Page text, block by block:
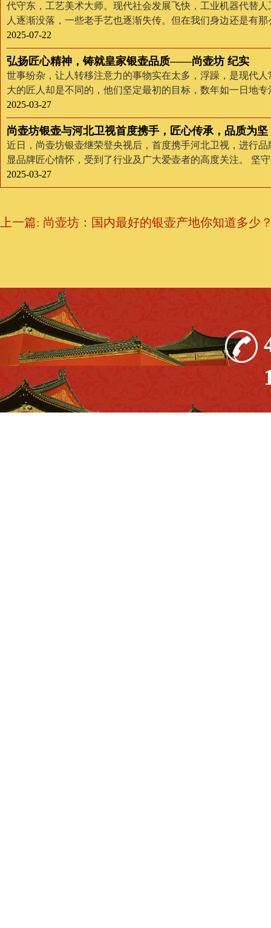
代守东，工艺美术大师。现代社会发展飞快，工业机器代替
人逐渐没落，一些老手艺也逐渐失传。但在我们身边还是有
精神，坚持、踏实、精益求精的传承着老手艺。
2025-07-22
弘扬匠心精神，铸就皇家银壶品质——尚壶坊 纪实
世事纷杂，让人转移注意力的事物实在太多，浮躁，是现代
大的匠人却是不同的，他们坚定最初的目标，数年如一日地
承做到实处，所谓“初心在方寸，咫尺在匠心”，大抵便是尚壶
2025-03-27
尚壶坊银壶与河北卫视首度携手，匠心传承，品质为坚
近日，尚壶坊银壶继荣登央视后，首度携手河北卫视，进行
显品牌匠心情怀，受到了行业及广大爱壶者的高度关注。 坚
品质 手艺的世界从来都是朴素的，它是最直接的劳动，也是
壶坊，作为银壶行业的佼佼者，始终坚守着臻造银壶的初心，
2025-03-27
上一篇: 尚壶坊：国内最好的银壶产地你知道多少